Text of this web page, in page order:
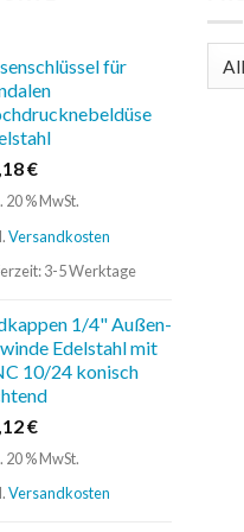
für
€
20 % MwSt.
Versandkosten
3-5 Werktage
1/4" Außen-
Edelstahl mit
10/24 konisch
€
20 % MwSt.
Versandkosten